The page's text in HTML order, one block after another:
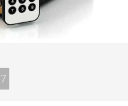
7